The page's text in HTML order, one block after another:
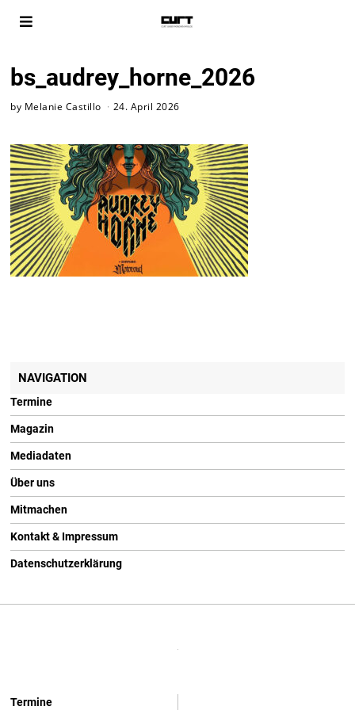
bs_audrey_horne_2026
by Melanie Castillo 24. April 2026
NAVIGATION
Termine
Magazin
Mediadaten
Über uns
Mitmachen
Kontakt & Impressum
Datenschutzerklärung
Termine